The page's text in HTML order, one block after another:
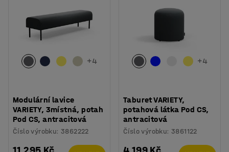
+4
Modulární lavice
VARIETY, 3místná, potah
Pod CS, antracitová
Číslo výrobku:3862222
+4
Taburet VARIETY,
potahová látka Pod CS,
antracitová
Číslo výrobku:3861122